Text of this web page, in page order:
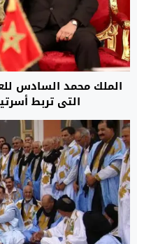
الملك محمد السادس
التي تربط